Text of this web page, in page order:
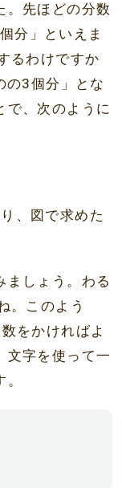
。先ほどの分数
分」といえま
るわけですか
の3個分」とな
で、次のように
、図で求めた
ましょう。わる
。このよう
をかければよ
文字を使って一